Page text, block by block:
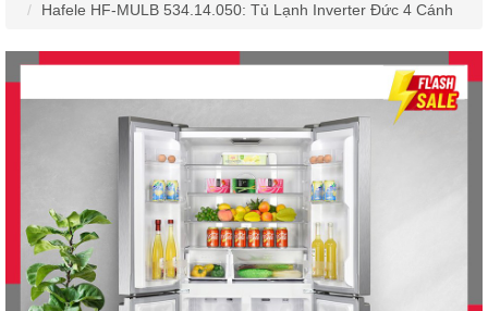
Hafele HF-MULB 534.14.050: Tủ Lạnh Inverter Đức 4 Cánh